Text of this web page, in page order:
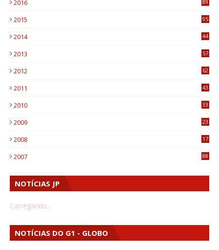
2016
89
2015
95
2014
44
2013
57
2012
62
2011
43
2010
33
2009
23
2008
17
2007 88
NOTÍCIAS JP
Carregando...
NOTÍCIAS DO G1 - GLOBO